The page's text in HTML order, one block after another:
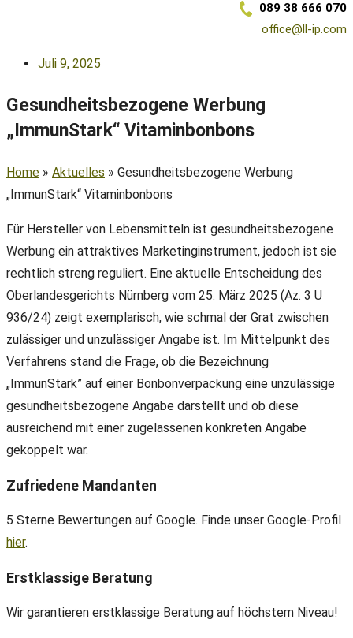
089 38 666 070
office@ll-ip.com
Juli 9, 2025
Gesundheitsbezogene Werbung
„ImmunStark“ Vitaminbonbons
Home » Aktuelles » Gesundheitsbezogene Werbung
„ImmunStark“ Vitaminbonbons
Für Hersteller von Lebensmitteln ist gesundheitsbezogene
Werbung ein attraktives Marketinginstrument, jedoch ist sie
rechtlich streng reguliert. Eine aktuelle Entscheidung des
Oberlandesgerichts Nürnberg vom 25. März 2025 (Az. 3 U
936/24) zeigt exemplarisch, wie schmal der Grat zwischen
zulässiger und unzulässiger Angabe ist. Im Mittelpunkt des
Verfahrens stand die Frage, ob die Bezeichnung
„ImmunStark” auf einer Bonbonverpackung eine unzulässige
gesundheitsbezogene Angabe darstellt und ob diese
ausreichend mit einer zugelassenen konkreten Angabe
gekoppelt war.
Zufriedene Mandanten
5 Sterne Bewertungen auf Google. Finde unser Google-Profil
hier.
Erstklassige Beratung
Wir garantieren erstklassige Beratung auf höchstem Niveau!